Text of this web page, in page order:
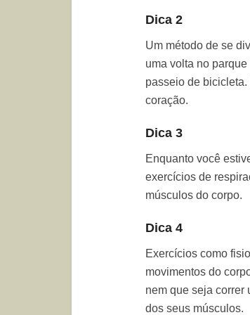
Dica 2
Um método de se
uma volta no
passeio de
coração.
Dica 3
Enquanto você
exercícios de
músculos do corpo.
Dica 4
Exercícios como
movimentos do
nem que seja correr
dos seus músculos.